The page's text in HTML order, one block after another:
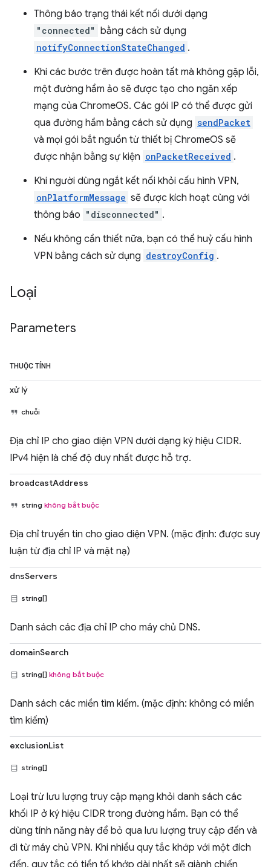
Thông báo trạng thái kết nối dưới dạng
"connected" bằng cách sử dụng
notifyConnectionStateChanged .
Khi các bước trên được hoàn tất mà không gặp lỗi,
một đường hầm ảo sẽ được tạo cho ngăn xếp
mạng của ChromeOS. Các gói IP có thể được gửi
qua đường hầm bằng cách sử dụng sendPacket
và mọi gói bắt nguồn từ thiết bị ChromeOS sẽ
được nhận bằng sự kiện onPacketReceived .
Khi người dùng ngắt kết nối khỏi cấu hình VPN,
onPlatformMessage sẽ được kích hoạt cùng với
thông báo "disconnected" .
Nếu không cần thiết nữa, bạn có thể huỷ cấu hình
VPN bằng cách sử dụng destroyConfig .
Loại
Parameters
THUỘC TÍNH
xử lý
chuỗi
Địa chỉ IP cho giao diện VPN dưới dạng ký hiệu CIDR.
IPv4 hiện là chế độ duy nhất được hỗ trợ.
broadcastAddress
string không bắt buộc
Địa chỉ truyền tin cho giao diện VPN. (mặc định: được suy
luận từ địa chỉ IP và mặt nạ)
dnsServers
string[]
Danh sách các địa chỉ IP cho máy chủ DNS.
domainSearch
string[] không bắt buộc
Danh sách các miền tìm kiếm. (mặc định: không có miền
tìm kiếm)
exclusionList
string[]
Loại trừ lưu lượng truy cập mạng khỏi danh sách các
khối IP ở ký hiệu CIDR trong đường hầm. Bạn có thể
dùng tính năng này để bỏ qua lưu lượng truy cập đến và
đi từ máy chủ VPN. Khi nhiều quy tắc khớp với một đích
đến, quy tắc có tiền tố khớp dài nhất sẽ giành chiến